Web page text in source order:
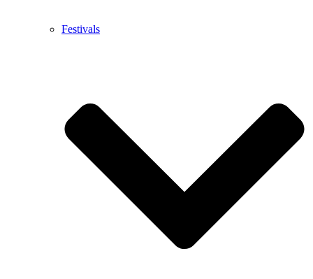
Festivals